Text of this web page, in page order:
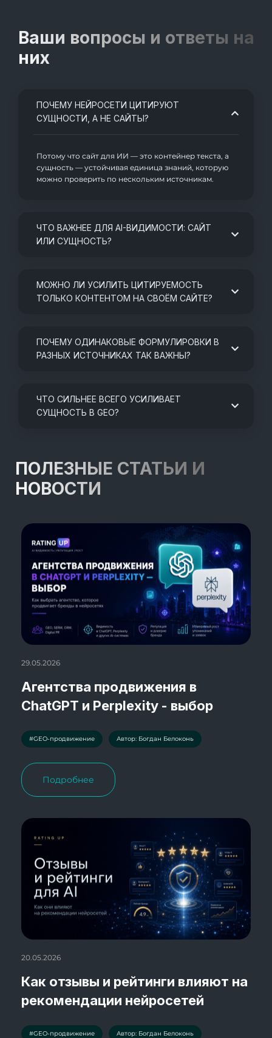
Ваши вопросы и ответы на
них
ПОЧЕМУ НЕЙРОСЕТИ ЦИТИРУЮТ
СУЩНОСТИ, А НЕ САЙТЫ?
Потому что сайт для ИИ — это контейнер текста, а
сущность — устойчивая единица знаний, которую
можно проверить по нескольким источникам.
ЧТО ВАЖНЕЕ ДЛЯ AI-ВИДИМОСТИ: САЙТ
ИЛИ СУЩНОСТЬ?
МОЖНО ЛИ УСИЛИТЬ ЦИТИРУЕМОСТЬ
ТОЛЬКО КОНТЕНТОМ НА СВОЁМ САЙТЕ?
ПОЧЕМУ ОДИНАКОВЫЕ ФОРМУЛИРОВКИ В
РАЗНЫХ ИСТОЧНИКАХ ТАК ВАЖНЫ?
ЧТО СИЛЬНЕЕ ВСЕГО УСИЛИВАЕТ
СУЩНОСТЬ В GEO?
ПОЛЕЗНЫЕ СТАТЬИ И
НОВОСТИ
29.05.2026
Агентства продвижения в
ChatGPT и Perplexity - выбор
#GEO-продвижение Автор: Богдан Белоконь
Подробнее
20.05.2026
Как отзывы и рейтинги влияют на
рекомендации нейросетей
#GEO-продвижение Автор: Богдан Белоконь